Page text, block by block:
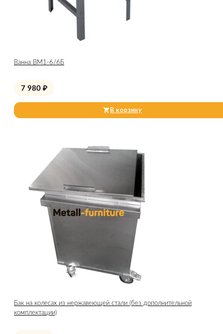
Ванна ВМ1-6/6Б
7 980 ₽
В корзину
Бак на колесах из нержавеющей стали (без дополнительной
комплектации)